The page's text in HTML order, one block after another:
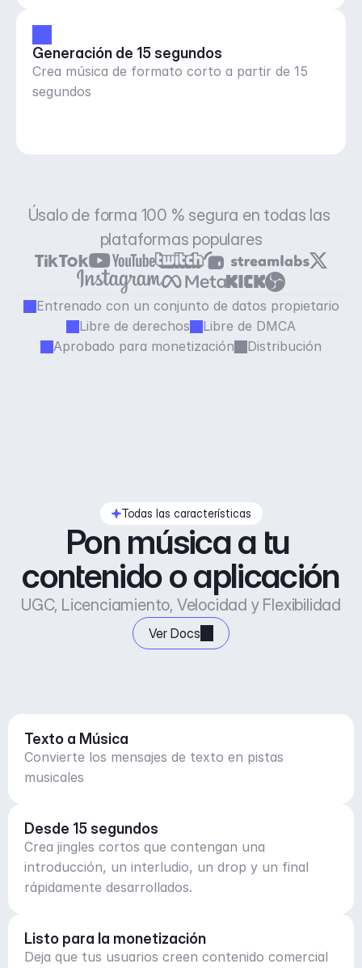
Generación de 15 segundos
Crea música de formato corto a partir de 15
segundos
Úsalo de forma 100 % segura en todas las
plataformas populares
Entrenado con un conjunto de datos propietario
Libre de derechos
Libre de DMCA
Aprobado para monetización
Distribución
Todas las características
Pon música a tu
contenido o aplicación
UGC, Licenciamiento, Velocidad y Flexibilidad
Ver Docs
Texto a Música
Convierte los mensajes de texto en pistas
musicales
Desde 15 segundos
Crea jingles cortos que contengan una
introducción, un interludio, un drop y un final
rápidamente desarrollados.
Listo para la monetización
Deja que tus usuarios creen contenido comercial